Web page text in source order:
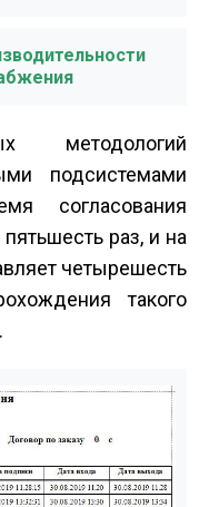
методологий
подсистемами
согласования
раз, и на
четыре­шесть
такого